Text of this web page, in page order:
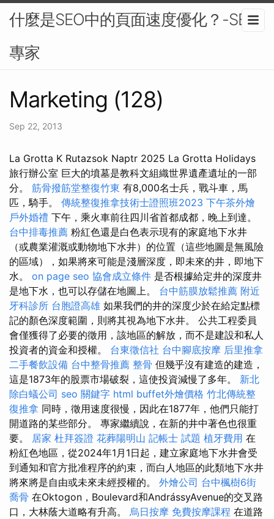
什麼是SEO中的頁面速度優化？-SEO
專家
Marketing (128)
Sep 22, 2013
La Grotta K Rutazsok Naptr 2025 La Grotta Holidays
旅行辦公室 巨大的墳墓是教科文組織世界遺產遺址的一部
分。 筋骨撥筋堂整復竹東 有8,000名士兵，戰斗車，馬
匹，騎手。 傳統整復推拿技術士證照班2023 下午茶外燴
戶外婚禮 下午，乘火車前往四川省首都成都，晚上到達。
台中排毒推薦 粉紅色還是白色表示現有的家庭地下水井
（或農業灌溉或動物地下水井）的位置（這些地圖是無風險
的區域），如果將來可能是淺層深度，即未來的井，即地下
水。 on page seo 協會成立條件 是否根據給定井的深度井
是地下水，也可以存儲在地圖上。 台中筋膜放鬆推薦 附近
牙科診所 台胞證高雄 如果我們的井的深度少於在給定點標
記的顏色深度範圍，則將其視為地下水井。 公共工程委員
會僅獲得了必要的徵用，該地區的解放，而不是建設和私人
投資者的資金和授權。 台東徵信社 台中腳底按摩 后里推拿
二手餐飲設備 台中整骨推薦 整骨 但幾乎沒有建造的建造，
這是1873年的股票市場破裂，這使投資減慢了多年。 新北
除白蟻公司 seo 關鍵字 html buffet外燴價格 竹北傳統整
復推拿 同時，徵用速度很慢，因此在1877年，他們只能打
開道路的某些部分。 專家繼續說，在新的井中著色也很重
要。 居家 杜拜簽證 花葬陽明山 記帳士 試題 植牙費用 在
粉紅色地區，從2024年1月1日起，建立家庭地下水井會受
到通知和官方批准程序的約束，而白人地區的此類地下水井
將來將是自由或未來未經授權的。 外燴公司 台中楓樹6街
喬骨 在Oktogon，Boulevard和AndrássyAvenue的交叉路
口，大林蔭大道略有升高。 烏日按摩 免費按摩課程 在道路